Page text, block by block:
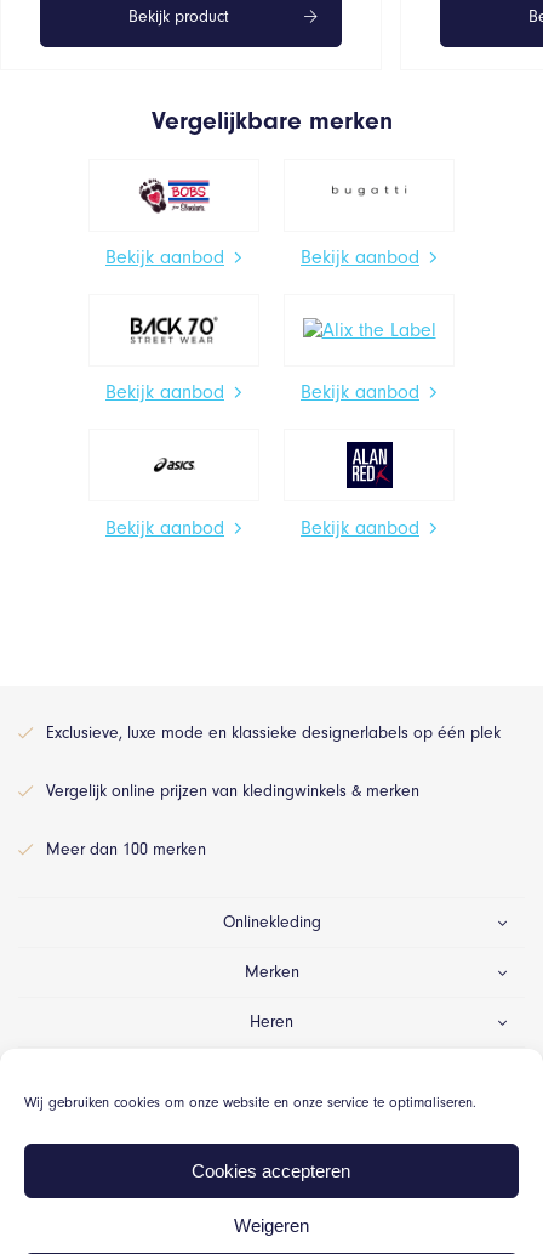
Wij gebruiken cookies om onze website en onze service te optimaliseren.
Cookies accepteren
Weigeren
Bekijk product
Vergelijkbare merken
Bekijk aanbod Bekijk aanbod
Bekijk aanbod Bekijk aanbod
Bekijk aanbod Bekijk aanbod
Exclusieve, luxe mode en klassieke designerlabels op één plek
Vergelijk online prijzen van kledingwinkels & merken
Meer dan 100 merken
Onlinekleding
Merken
Heren